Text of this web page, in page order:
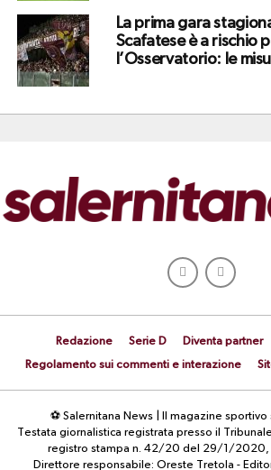
La prima gara
Scafatese è a rischio
l’Osservatorio: le
Redazione Serie D Diventa partner
Regolamento sui commenti e interazione
⚽ Salernitana News | Il magazine sportivo
Testata giornalistica registrata presso il
registro stampa n. 42/20 del 29/1/2020,
Direttore responsabile: Oreste Tretola -